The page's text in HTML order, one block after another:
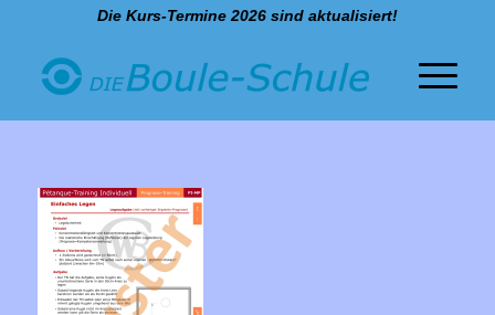
Die Kurs-Termine 2026 sind aktualisiert!